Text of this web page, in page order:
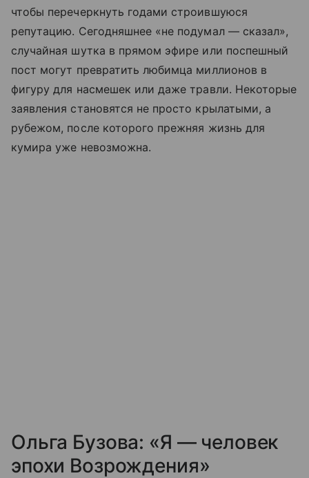
чтобы перечеркнуть годами строившуюся
репутацию. Сегодняшнее «не подумал — сказал»,
случайная шутка в прямом эфире или поспешный
пост могут превратить любимца миллионов в
фигуру для насмешек или даже травли. Некоторые
заявления становятся не просто крылатыми, а
рубежом, после которого прежняя жизнь для
кумира уже невозможна.
Ольга Бузова: «Я — человек
эпохи Возрождения»